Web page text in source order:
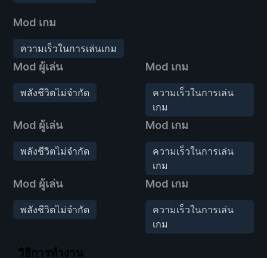
Mod เกม
ความเร็วในการเล่นเกม
Mod ผู้เล่น
พลังชีวิตไม่จำกัด
Mod เกม
ความเร็วในการเล่น
เกม
Mod ผู้เล่น
พลังชีวิตไม่จำกัด
Mod เกม
ความเร็วในการเล่น
เกม
Mod ผู้เล่น
พลังชีวิตไม่จำกัด
Mod เกม
ความเร็วในการเล่น
เกม
วิธีการทำงาน